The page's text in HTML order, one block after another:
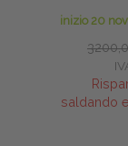
inizio 20
saldando